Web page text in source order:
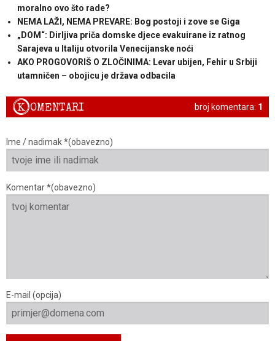
moralno ovo što rade?
NEMA LAŽI, NEMA PREVARE: Bog postoji i zove se Giga
„DOM“: Dirljiva priča domske djece evakuirane iz ratnog
Sarajeva u Italiju otvorila Venecijanske noći
AKO PROGOVORIŠ O ZLOČINIMA: Levar ubijen, Fehir u Srbiji
utamničen – obojicu je država odbacila
broj komentara: 1
KOMENTARI
Ime / nadimak *(obavezno)
Komentar *(obavezno)
E-mail (opcija)